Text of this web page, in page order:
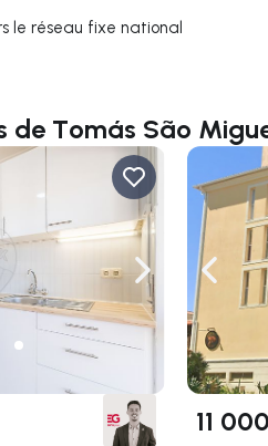
le réseau fixe national
de Tomás São
Naviguer vers la
11